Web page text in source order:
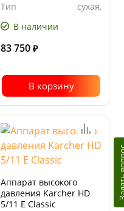
Тип
сухая,
влажная
В наличии
83 750 ₽
В корзину
Аппарат высокого
давления Karcher HD
5/11 E Classic